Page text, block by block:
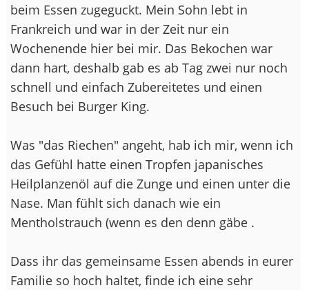
beim Essen zugeguckt. Mein Sohn lebt in
Frankreich und war in der Zeit nur ein
Wochenende hier bei mir. Das Bekochen war
dann hart, deshalb gab es ab Tag zwei nur noch
schnell und einfach Zubereitetes und einen
Besuch bei Burger King.
Was "das Riechen" angeht, hab ich mir, wenn ich
das Gefühl hatte einen Tropfen japanisches
Heilplanzenöl auf die Zunge und einen unter die
Nase. Man fühlt sich danach wie ein
Mentholstrauch (wenn es den denn gäbe .
Dass ihr das gemeinsame Essen abends in eurer
Familie so hoch haltet, finde ich eine sehr